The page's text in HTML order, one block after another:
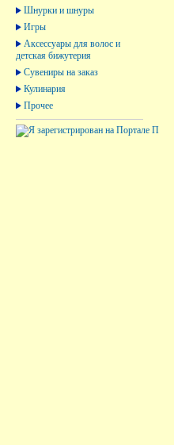
Шнурки и шнуры
Игры
Аксессуары для волос и
детская бижутерия
Сувениры на заказ
Кулинария
Прочее